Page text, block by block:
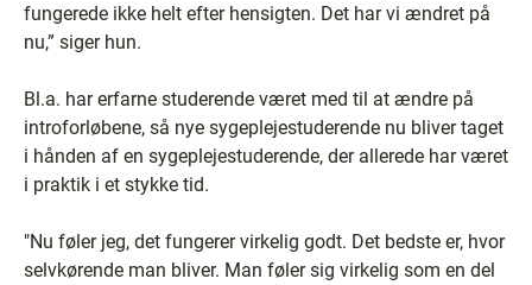
fungerede ikke helt efter hensigten. Det har vi ændret på
nu,” siger hun.
Bl.a. har erfarne studerende været med til at ændre på
introforløbene, så nye sygeplejestuderende nu bliver taget
i hånden af en sygeplejestuderende, der allerede har været
i praktik i et stykke tid.
"Nu føler jeg, det fungerer virkelig godt. Det bedste er, hvor
selvkørende man bliver. Man føler sig virkelig som en del